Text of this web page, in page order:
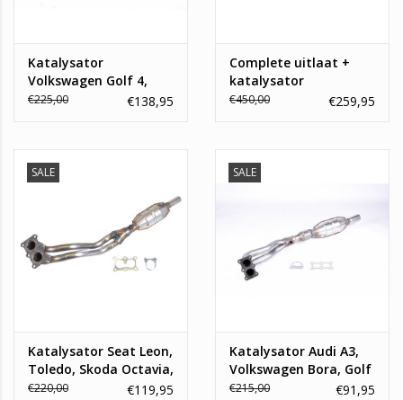
Katalysator
Volkswagen Golf 4,
Bora, Skoda Octavia
€225,00 €138,95
Complete uitlaat +
katalysator
Volkswagen Golf 4,
€450,00 €259,95
SALE
Katalysator Seat Leon,
Toledo, Skoda Octavia,
Volkswagen Golf 1.6
€220,00 €119,95
SALE
Katalysator Audi A3,
Volkswagen Bora, Golf
1.8
€215,00 €91,95